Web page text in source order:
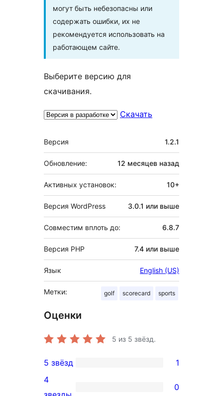
могут быть небезопасны или
содержать ошибки, их не
рекомендуется использовать на
работающем сайте.
Выберите версию для
скачивания.
Скачать
Мета
Версия 1.2.1
Обновление: 12 месяцев назад
Активных установок: 10+
Версия WordPress 3.0.1 или выше
Совместим вплоть до: 6.8.7
Версия PHP 7.4 или выше
Язык English (US)
Метки: golf scorecard sports
Оценки
5 из 5 звёзд.
1
5-
5 звёзд 1
0
4
0